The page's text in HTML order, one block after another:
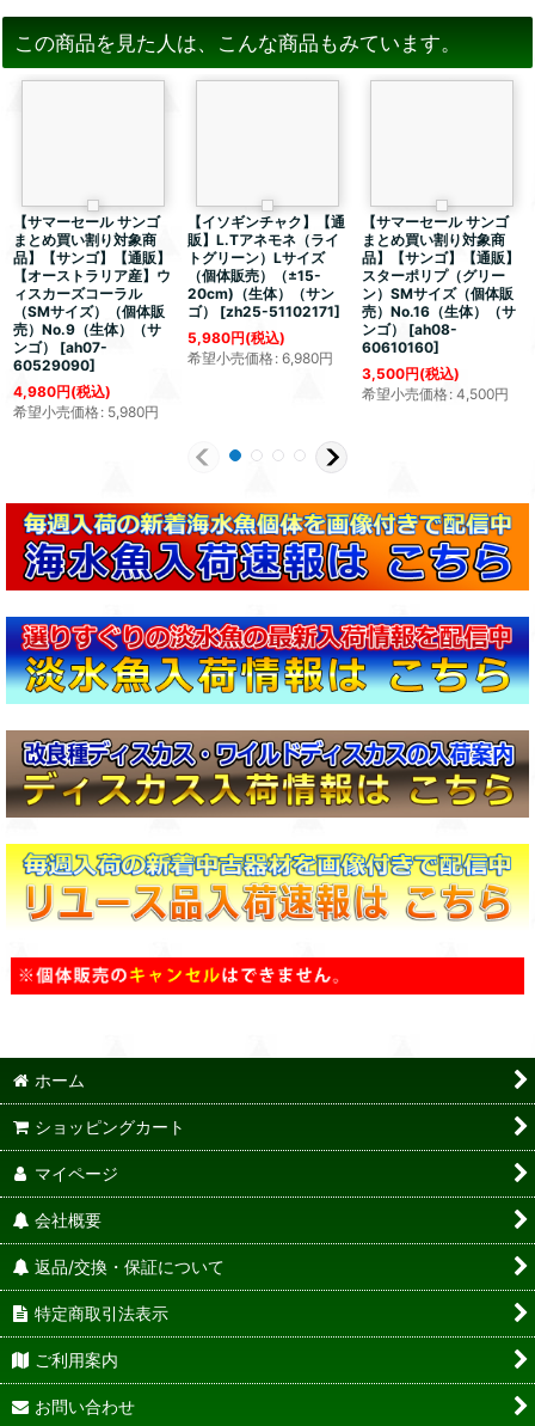
この商品を見た人は、こんな商品もみています。
【サマーセール サンゴ
まとめ買い割り対象商
品】【サンゴ】【通販】
【オーストラリア産】ウ
ィスカーズコーラル
（SMサイズ）（個体販
売）No.9（生体）（サ
ンゴ）
[ah07-
60529090]
4,980円(税込)
希望小売価格: 5,980円
【イソギンチャク】【通
販】L.Tアネモネ（ライ
トグリーン）Lサイズ
（個体販売）（±15-
20cm)（生体）（サン
ゴ）
[zh25-51102171]
5,980円(税込)
希望小売価格: 6,980円
【サマーセール サンゴ
まとめ買い割り対象商
品】【サンゴ】【通販】
スターポリプ（グリー
ン）SMサイズ（個体販
売）No.16（生体）（サ
ンゴ）
[ah08-
60610160]
3,500円(税込)
希望小売価格: 4,500円
ホーム
ショッピングカート
マイページ
会社概要
返品/交換・保証について
特定商取引法表示
ご利用案内
お問い合わせ